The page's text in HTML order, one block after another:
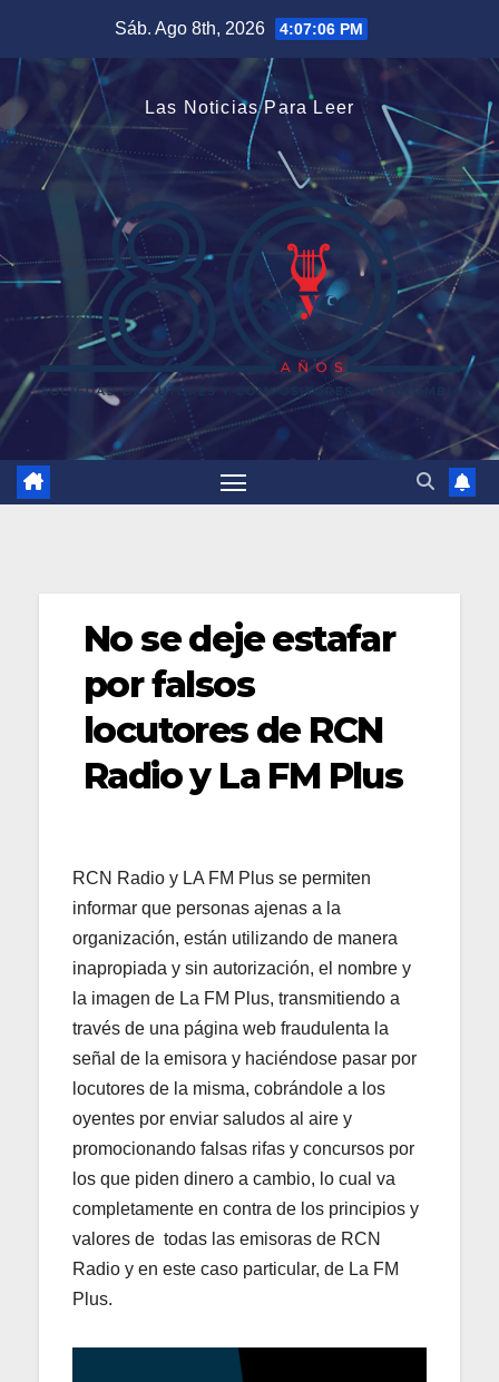
contenido
Sáb. Ago 8th, 2026 4:07:07 PM
Las Noticias Para Leer
No se deje estafar
por falsos
locutores de RCN
Radio y La FM Plus
RCN Radio y LA FM Plus se permiten
informar que personas ajenas a la
organización, están utilizando de manera
inapropiada y sin autorización, el nombre y
la imagen de La FM Plus, transmitiendo a
través de una página web fraudulenta la
señal de la emisora y haciéndose pasar por
locutores de la misma, cobrándole a los
oyentes por enviar saludos al aire y
promocionando falsas rifas y concursos por
los que piden dinero a cambio, lo cual va
completamente en contra de los principios y
valores de todas las emisoras de RCN
Radio y en este caso particular, de La FM
Plus.